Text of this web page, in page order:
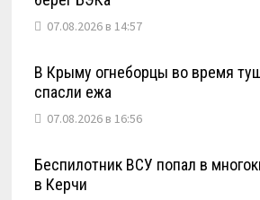
07.08.2026 в 14:57
В Крыму огнеборцы во время
спасли ежа
07.08.2026 в 16:56
Беспилотник ВСУ попал в
в Керчи